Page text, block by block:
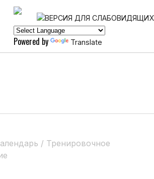
Powered by Translate
/ Тренировочное